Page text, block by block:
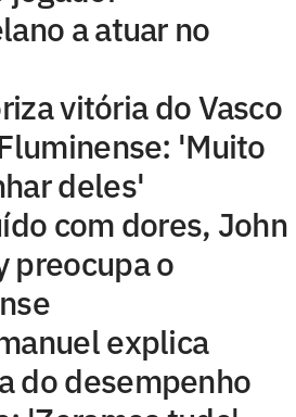
a atuar no
vitória do Vasco
'Muito
deles'
com dores, John
preocupa o
explica
do desempenho